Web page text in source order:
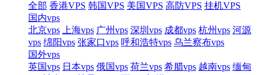
全部 香港VPS 韩国VPS 美国VPS 高防VPS 挂机VPS
国内vps
北京vps
上海vps 广州vps 深圳vps 成都vps 杭州vps 河源
vps 绵阳vps 张家口vps 呼和浩特vps 乌兰察布vps
国外vps
英国vps 日本vps 俄国vps 荷兰vps 希腊vps 越南vps 缅甸